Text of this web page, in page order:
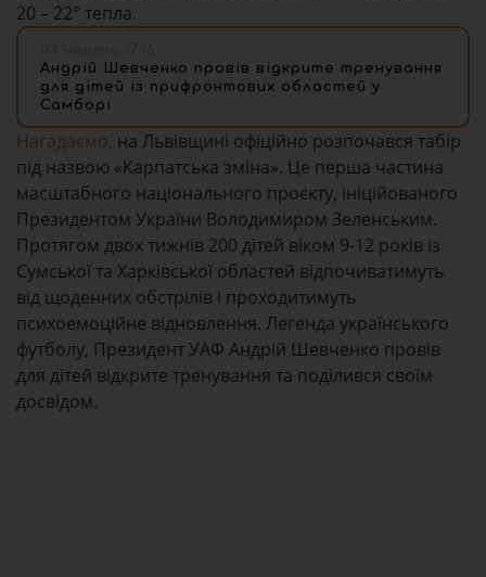
20 – 22° тепла.
Андрій Шевченко провів відкрите тренування
для дітей із прифронтових областей у
Самборі
Нагадаємо, на Львівщині офіційно розпочався табір
під назвою «Карпатська зміна». Це перша частина
масштабного національного проєкту, ініційованого
Президентом України Володимиром Зеленським.
Протягом двох тижнів 200 дітей віком 9-12 років із
Сумської та Харківської областей відпочиватимуть
від щоденних обстрілів і проходитимуть
психоемоційне відновлення. Легенда українського
футболу, Президент УАФ Андрій Шевченко провів
для дітей відкрите тренування та поділився своїм
досвідом.